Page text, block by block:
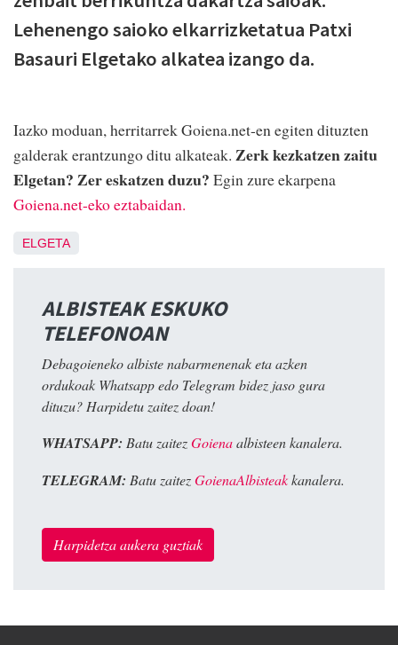
Lehenengo saioko elkarrizketatua Patxi
Basauri Elgetako alkatea izango da.
Iazko moduan, herritarrek Goiena.net-en egiten dituzten
galderak erantzungo ditu alkateak. Zerk kezkatzen zaitu
Elgetan? Zer eskatzen duzu? Egin zure ekarpena
Goiena.net-eko eztabaidan.
ELGETA
ALBISTEAK ESKUKO
TELEFONOAN
Debagoieneko albiste nabarmenenak eta azken
ordukoak Whatsapp edo Telegram bidez jaso gura
dituzu? Harpidetu zaitez doan!
WHATSAPP: Batu zaitezGoienaalbisteen kanalera.
TELEGRAM: Batu zaitezGoienaAlbisteakkanalera.
Harpidetza aukera guztiak